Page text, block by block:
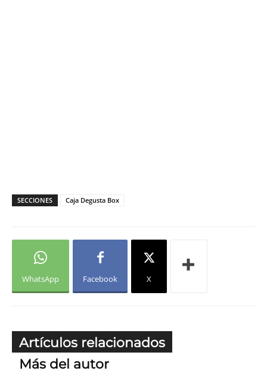
SECCIONES Caja Degusta Box
WhatsApp Facebook X
Artículos relacionados
Más del autor